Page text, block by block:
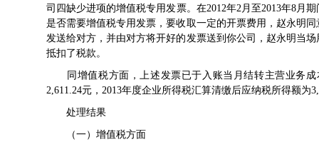
司四缺少进项的增值税专用发票。在2012年2月至2013年8月
是否需要增值税专用发票，要收取一定的开票费用，赵永明
发送给对方，并由对方将开好的发票送到你公司，赵永明当
抵扣了税款。
同增值税方面，上述发票已于入账当月结转主营业务成
2,611.24元，2013年度企业所得税汇算清缴后应纳税所得额为
处理结果
（一）增值税方面